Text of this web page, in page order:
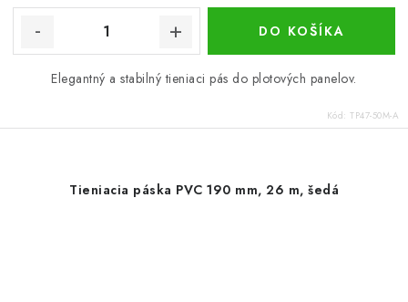
DO KOŠÍKA
Elegantný a stabilný tieniaci pás do plotových panelov.
Kód: TP47-50M-A
Tieniacia páska PVC 190 mm, 26 m, šedá